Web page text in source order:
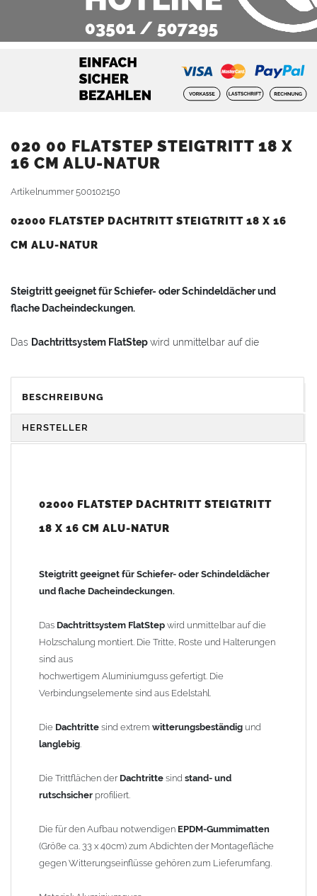
020 00 FLATSTEP STEIGTRITT 18 X
16 CM ALU-NATUR
Artikelnummer500102150
02000 FLATSTEP DACHTRITT STEIGTRITT 18 X 16
CM ALU-NATUR
Steigtritt geeignet für Schiefer- oder Schindeldächer und
flache Dacheindeckungen.
Das Dachtrittsystem FlatStepwird unmittelbar auf die
aus
hochwertigem Aluminiumguss gefertigt. Die
Verbindungselemente sind aus Edelstahl.
DieDachtrittesind extremwitterungsbeständigundlanglebig.
Die für den Aufbau notwendigen EPDM-Gummimatten
Material: Aluminiumguss
Gewicht: 1,50kg
Sicherheitshinweis:
Der Einbau von Laufanlagen hat vom Fachpersonal, unter
Dachdeckerhandwerkes zu erfolgen.
Anwendungsbeispiel:FlatstepDachtritt-System + Steigtritte auf
Schiefer
BESCHREIBUNG
HERSTELLER
02000 FLATSTEP DACHTRITT STEIGTRITT
18 X 16 CM ALU-NATUR
Steigtritt geeignet für Schiefer- oder Schindeldächer
und flache Dacheindeckungen.
Das Dachtrittsystem FlatStep wird unmittelbar auf die
Holzschalung montiert. Die Tritte, Roste und Halterungen
sind aus
hochwertigem Aluminiumguss gefertigt. Die
Verbindungselemente sind aus Edelstahl.
Die Dachtritte sind extrem witterungsbeständig und
langlebig.
Die Trittflächen der Dachtritte sind stand- und
rutschsicher profiliert.
Die für den Aufbau notwendigen EPDM-Gummimatten
(Größe ca. 33 x 40cm) zum Abdichten der Montagefläche
gegen Witterungseinflüsse gehören zum Lieferumfang.